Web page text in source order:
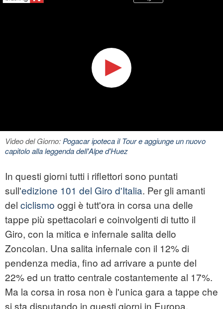
Video del Giorno:Pogacar ipoteca il Tour e aggiunge un nuovo
capitolo alla leggenda dell'Alpe d'Huez
In questi giorni tutti i riflettori sono puntati
sull'edizione 101 del Giro d'Italia. Per gli amanti
del ciclismo oggi è tutt'ora in corsa una delle
tappe più spettacolari e coinvolgenti di tutto il
Giro, con la mitica e infernale salita dello
Zoncolan. Una salita infernale con il 12% di
pendenza media, fino ad arrivare a punte del
22% ed un tratto centrale costantemente al 17%.
Ma la corsa in rosa non è l'unica gara a tappe che
si sta disputando in questi giorni in Europa.